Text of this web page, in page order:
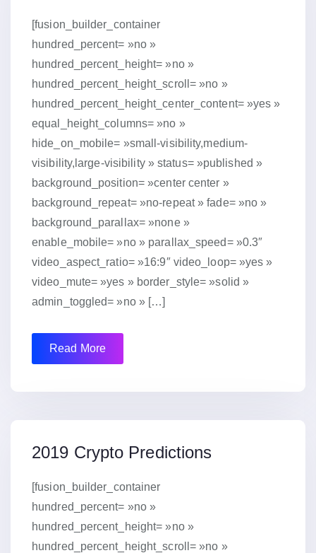
[fusion_builder_container
hundred_percent= »no »
hundred_percent_height= »no »
hundred_percent_height_scroll= »no »
hundred_percent_height_center_content= »yes »
equal_height_columns= »no »
hide_on_mobile= »small-visibility,medium-
visibility,large-visibility » status= »published »
background_position= »center center »
background_repeat= »no-repeat » fade= »no »
background_parallax= »none »
enable_mobile= »no » parallax_speed= »0.3″
video_aspect_ratio= »16:9″ video_loop= »yes »
video_mute= »yes » border_style= »solid »
admin_toggled= »no » […]
Read More
15 janvier 2019
2019 Crypto Predictions
[fusion_builder_container
hundred_percent= »no »
hundred_percent_height= »no »
hundred_percent_height_scroll= »no »